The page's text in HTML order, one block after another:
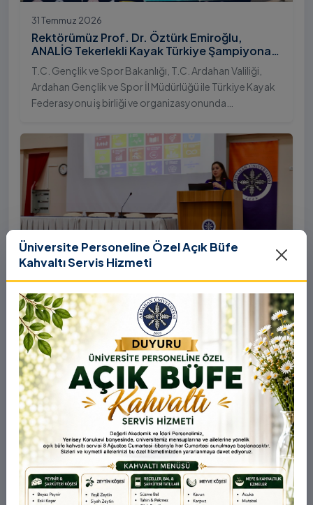
31 Temmuz 2026
Rektörümüz Prof. Dr. Öztürk Emiroğlu,
ANALİG Tekerlekli Kayak Türkiye Şampiyonası
Ödül Töreni’ne Katıldı
T.C. Gençlik ve Spor Bakanlığı, T.C. Ardahan Valiliği,
Ardahan Gençlik ve Spor İl Müdürlüğü ile Türkiye Kayak
Federasyonu iş birliği ve organizasyonunda
Sezonu Tekerlekli Kayak Türkiye Şampiyonası, 30-31
Temmuz 2026 tarihlerinde Ardahan Üniversitesi Yenisey
Yerleşkesi ev sahipliğinde tamamlandı.
Üniversitemizde “Üniversitelerin İklim
Diplomasisindeki Rolü” Konulu Bilgilendirme
Toplantısı Yapıldı
Birleşmiş Milletler İklim Değişikliği Çerçeve Sözleşmesi
Taraflar Konferansı’nın 31. oturumu (COP31), ülkemiz
ev sahipliğinde 9-12 Kasım 2026 tarihleri arasında
Antalya’da gerçekleştirilecek. Bu kapsamda
Yükseköğretim Kurulu (YÖK), üniversitelerin akademik
katkı ve proje bildirimlerini koordine etme çağrısında
bulundu. Ardahan Üniversitesinde 31 Temmuz 2026
tarihinde bu çağrıya yönelik bir ön hazırlık toplantısı
düzenlendi.
Üniversite Personeline Özel Açık Büfe
Kahvaltı Servis Hizmeti